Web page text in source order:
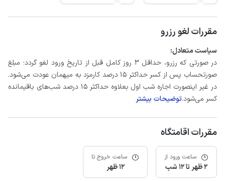
مقررات لغو رزرو
سیاست متعادل:
در صورتی که رزرو، حداقل 3 روز کامل قبل از تاریخ ورود لغو گردد؛ مبلغ
صورتحساب پس از کسر حداکثر 15 درصد کارمزد به میهمان عودت می‌شود.
در غیر اینصورت اجاره شب اول بعلاوه حداکثر 15 درصد شب‌های باقیمانده
کسر می‌شود.توضیحات بیشتر
مقررات اقامتگاه
ساعت ورود از
2 ظهر تا 12 شب
ساعت خروج تا
12 ظهر